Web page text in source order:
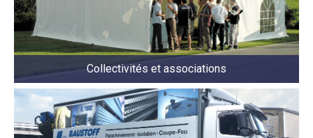
Collectivités et associations